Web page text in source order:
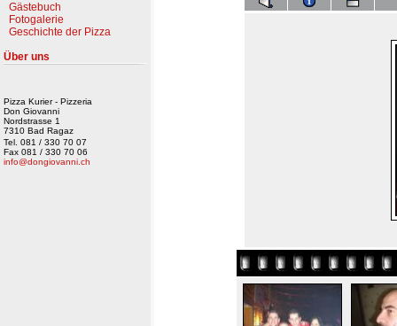
Gästebuch
Fotogalerie
Geschichte der Pizza
Über uns
Pizza Kurier - Pizzeria
Don Giovanni
Nordstrasse 1
7310 Bad Ragaz
Tel. 081 / 330 70 07
Fax 081 / 330 70 06
info@dongiovanni.ch